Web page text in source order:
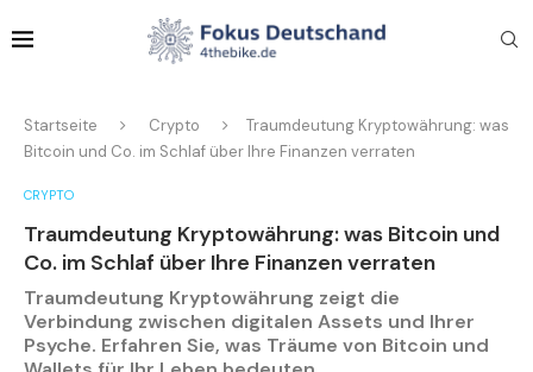
Startseite Crypto
Traumdeutung Kryptowährung: was
Bitcoin und Co. im Schlaf über Ihre Finanzen verraten
CRYPTO
Traumdeutung Kryptowährung: was Bitcoin und
Co. im Schlaf über Ihre Finanzen verraten
Traumdeutung Kryptowährung zeigt die
Verbindung zwischen digitalen Assets und Ihrer
Psyche. Erfahren Sie, was Träume von Bitcoin und